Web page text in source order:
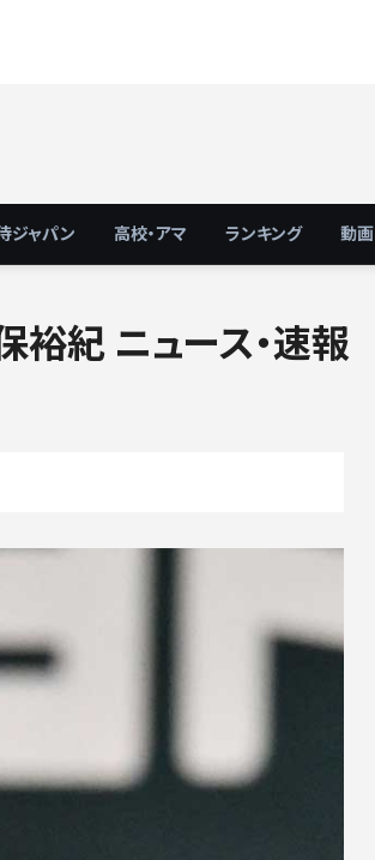
ジャパン 高校・アマ ランキング 動画
裕紀 ニュース・速報